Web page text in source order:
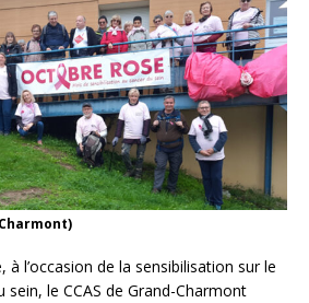
à l’occasion de la sensibilisation sur le
sein, le CCAS de Grand-Charmont